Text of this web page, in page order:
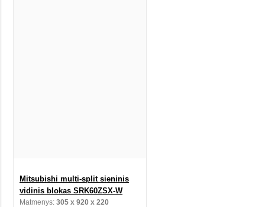
Mitsubishi multi-split sieninis
vidinis blokas SRK60ZSX-W
Matmenys: 305 x 920 x 220